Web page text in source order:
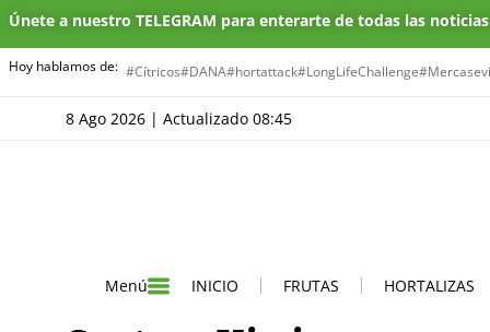
Únete a nuestro TELEGRAM para enterarte de todas las
Hoy hablamos de: #Cítricos#DANA#hortattack#LongLifeChallenge
8 Ago 2026 | Actualizado 08:45
Menú INICIO FRUTAS HORTALIZAS